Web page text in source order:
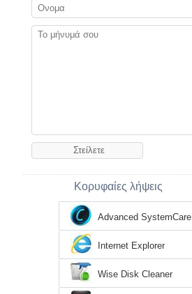
Κορυφαίες λήψεις
Advanced SystemCare
Internet Explorer
Wise Disk Cleaner